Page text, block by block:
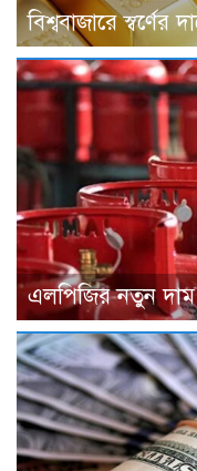
বিশ্ববাজারে
এলপিজির নতুন দাম